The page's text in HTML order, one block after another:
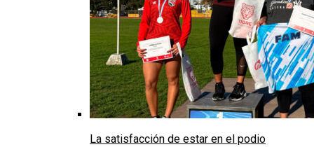
La satisfacción de estar en el podio